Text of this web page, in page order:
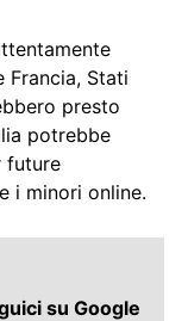
Francia, Stati
presto
potrebbe
future
i minori online.
su Google